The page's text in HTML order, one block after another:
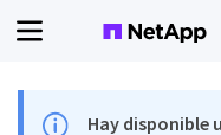
Hay disponible